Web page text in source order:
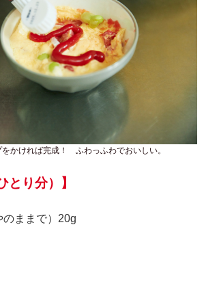
かければ完成！ ふわっふわでおいしい。
とり分）】
ままで）20g